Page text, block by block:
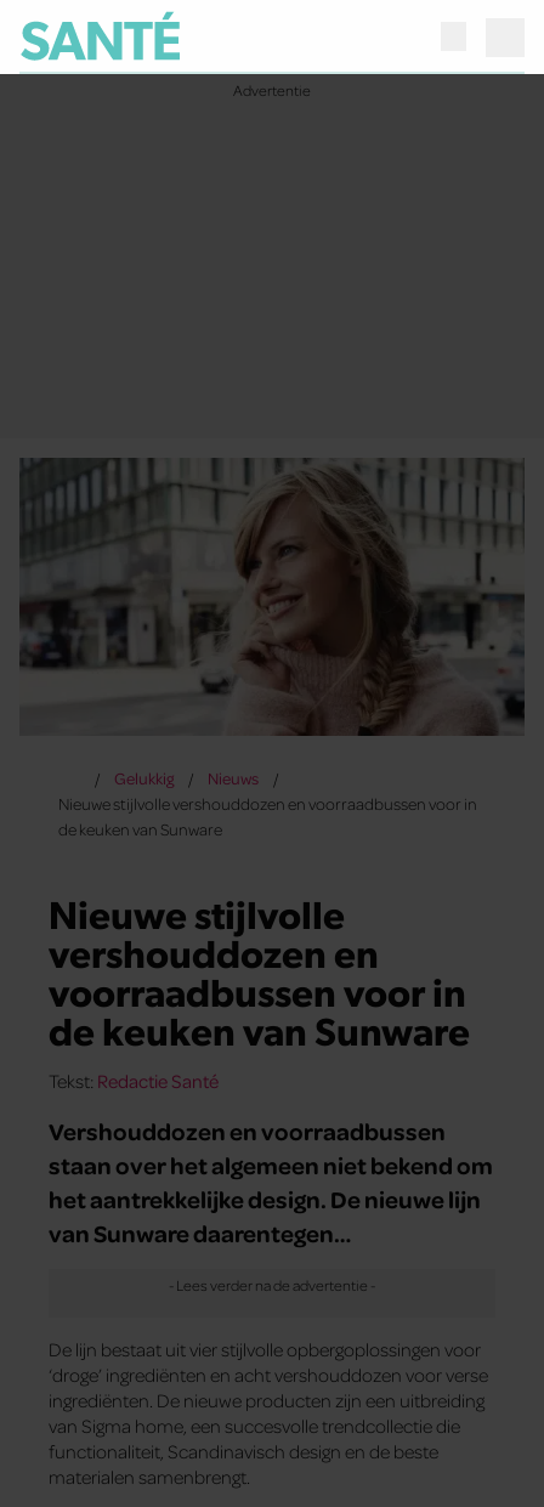
Gelukkig
Nieuws
Nieuwe stijlvolle vershouddozen en voorraadbussen voor in
de keuken van Sunware
Nieuwe stijlvolle
vershouddozen en
voorraadbussen voor in
de keuken van Sunware
Tekst: Redactie Santé
Vershouddozen en voorraadbussen
staan over het algemeen niet bekend om
het aantrekkelijke design. De nieuwe lijn
van Sunware daarentegen…
De lijn bestaat uit vier stijlvolle opbergoplossingen voor
‘droge’ ingrediënten en acht vershouddozen voor verse
ingrediënten. De nieuwe producten zijn een uitbreiding
van Sigma home, een succesvolle trendcollectie die
functionaliteit, Scandinavisch design en de beste
materialen samenbrengt.